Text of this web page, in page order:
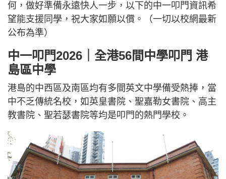
何，做好準備永遠快人一步，以下的中一叩門資訊希
望能支援同學，祝大家如願以償。（一切以校網最新
公布為準）
中一叩門2026｜全港56間中學叩門 港
島區中學
港島的中西區及南區均有多間英文中學備受熱捧，當
中不乏傳統名校，如英皇書院、聖嘉勒女書院、高主
教書院、聖若瑟書院等均是叩門的熱門學校。